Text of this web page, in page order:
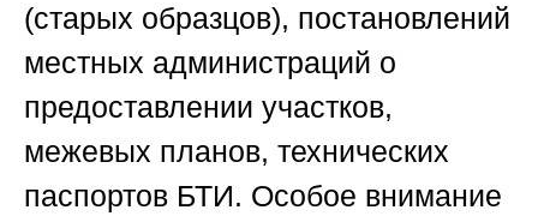
(старых образцов), постановлений
местных администраций о
предоставлении участков,
межевых планов, технических
паспортов БТИ. Особое внимание